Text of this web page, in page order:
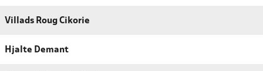
Villads Roug Cikorie
Hjalte Demant